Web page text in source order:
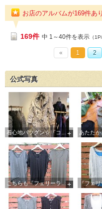
お店のアルバムが169件あ
169件 中 1～40件を表示 （
« 1 2
公式写真
着心地バツグン☆『コムト』のリバーシブルコート
こちらも『フェリーラ』のTシャツ、襟のカッティングも絶妙ですね